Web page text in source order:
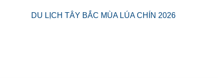
DU LỊCH TÂY BẮC MÙA LÚA CHÍN 2026